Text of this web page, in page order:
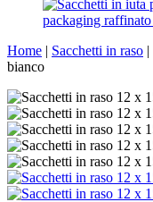
Home | Sacchetti in raso |
bianco